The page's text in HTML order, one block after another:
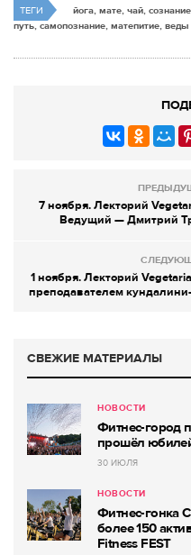
ТЕГИ
йога, мате, чай,
путь, самопознание, матепитие, веды
7 ноября. Лекторий
Ведущий — Дмитрий
1 ноября. Лекторий
преподавателем
СВЕЖИЕ МАТЕРИАЛЫ
НОВОСТИ
Фитнес-город
прошёл
30 ИЮЛЯ
НОВОСТИ
Фитнес-гонка
более 150
Fitness FEST